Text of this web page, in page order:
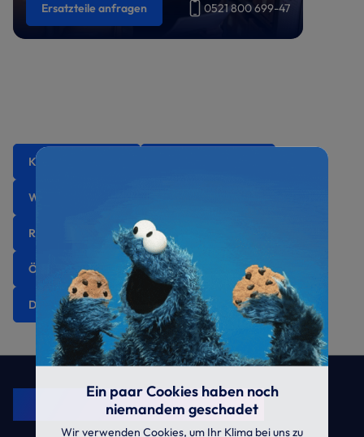
Ersatzteile anfragen 0521 800 699-47
Kondensatpumpen
Wand- und Bodenkonsolen
Regelungen & Fernbedienungen
Ölprotektoren Wartung & Pflege
Design- & Schallhauben
Kälte. Klima. KRONE.
Ein paar Cookies haben noch
niemandem geschadet
Wir verwenden Cookies, um Ihr Klima bei uns zu